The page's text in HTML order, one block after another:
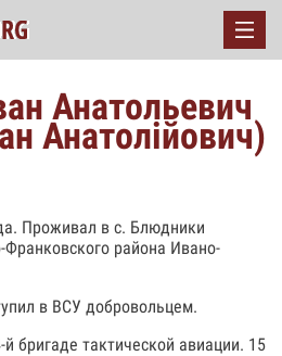
Анатольевич
Анатолійович)
Проживал в с. Блюдники
района Ивано-
в ВСУ добровольцем.
бригаде тактической авиации. 15